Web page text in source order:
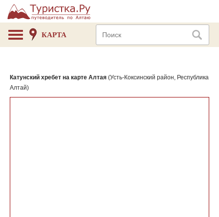
КАРТА
Катунский хребет на карте Алтая (Усть-Коксинский район, Республика
Алтай)